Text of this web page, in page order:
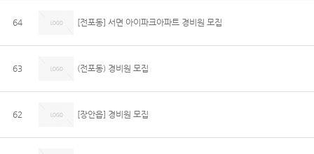
64 [전포동] 서면 아이파크아파트 경비원 모집
63 (전포동) 경비원 모집
62 [장안읍] 경비원 모집